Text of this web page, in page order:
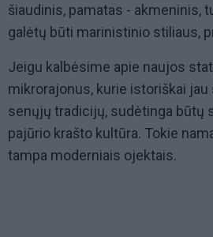
šiaudinis, pamatas - akmeninis,
galėtų būti marinistinio stiliaus,
Jeigu kalbėsime apie naujos
mikrorajonus, kurie istoriškai
senųjų tradicijų, sudėtinga būtų
pajūrio krašto kultūra. Tokie
tampa moderniais ojektais.